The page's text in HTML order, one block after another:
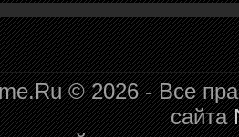
© 2026 - Все
сайта